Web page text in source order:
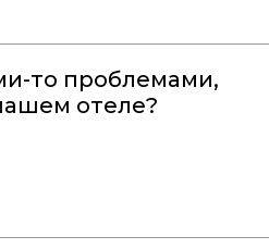
то проблемами,
отеле?